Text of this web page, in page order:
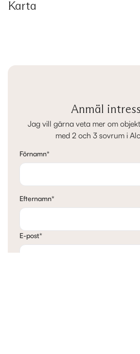
Karta
Anmäl
Jag vill gärna veta mer om
med 2 och 3 sovrum i
Förnamn*
Efternamn*
E-post*